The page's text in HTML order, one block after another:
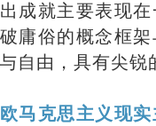
成就主要表现
庸俗的概念框
自由，具有尖锐
马克思主义现实